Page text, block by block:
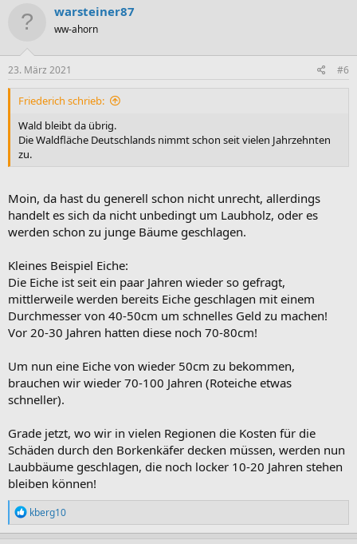
t
n
e
:
warsteiner87
ww-ahorn
23. März 2021 #6
Friederich schrieb:
Wald bleibt da übrig.
Die Waldfläche Deutschlands nimmt schon seit vielen Jahrzehnten
zu.
Moin, da hast du generell schon nicht unrecht, allerdings
handelt es sich da nicht unbedingt um Laubholz, oder es
werden schon zu junge Bäume geschlagen.
Kleines Beispiel Eiche:
Die Eiche ist seit ein paar Jahren wieder so gefragt,
mittlerweile werden bereits Eiche geschlagen mit einem
Durchmesser von 40-50cm um schnelles Geld zu machen!
Vor 20-30 Jahren hatten diese noch 70-80cm!
Um nun eine Eiche von wieder 50cm zu bekommen,
brauchen wir wieder 70-100 Jahren (Roteiche etwas
schneller).
Grade jetzt, wo wir in vielen Regionen die Kosten für die
Schäden durch den Borkenkäfer decken müssen, werden nun
Laubbäume geschlagen, die noch locker 10-20 Jahren stehen
bleiben können!
R
e
a
kberg10